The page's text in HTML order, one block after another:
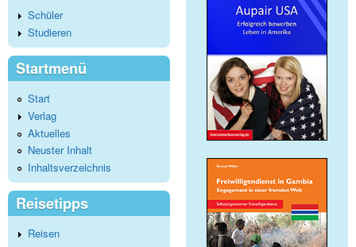
Schüler
Studieren
Startmenü
Start
Verlag
Aktuelles
Neuster Inhalt
Inhaltsverzeichnis
Reisetipps
Reisen